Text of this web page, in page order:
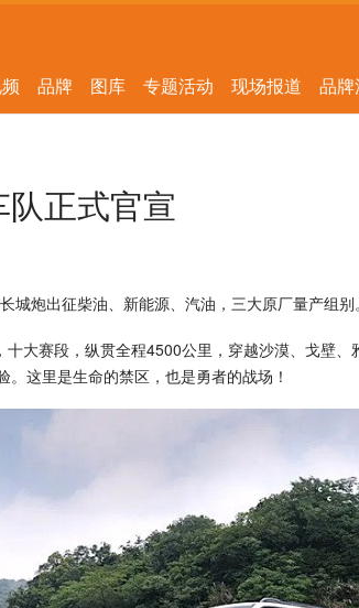
品牌 图库 专题活动 现场报道 品
正式官宣
炮出征柴油、新能源、汽油，三大原厂量产组别。
赛段，纵贯全程4500公里，穿越沙漠、戈壁、
这里是生命的禁区，也是勇者的战场！